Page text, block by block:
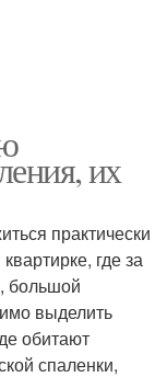
их
практически
где за
большой
выделить
обитают
спаленки,